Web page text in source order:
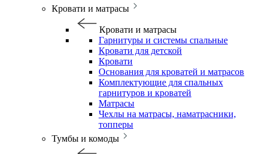
Кровати и матрасы
Кровати и матрасы
Гарнитуры и системы спальные
Кровати для детской
Кровати
Основания для кроватей и матрасов
Комплектующие для спальных
гарнитуров и кроватей
Матрасы
Чехлы на матрасы, наматрасники,
топперы
Тумбы и комоды